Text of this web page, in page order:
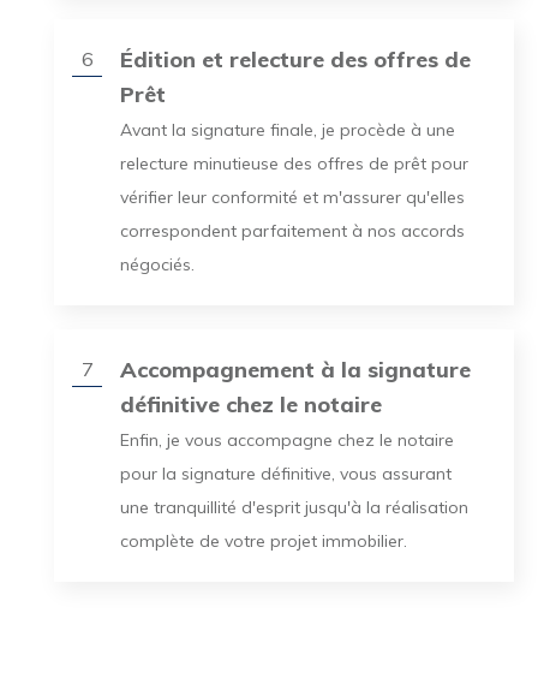
6
Édition et relecture des offres de
Prêt
Avant la signature finale, je procède à une
relecture minutieuse des offres de prêt pour
vérifier leur conformité et m'assurer qu'elles
correspondent parfaitement à nos accords
négociés.
7
Accompagnement à la signature
définitive chez le notaire
Enfin, je vous accompagne chez le notaire
pour la signature définitive, vous assurant
une tranquillité d'esprit jusqu'à la réalisation
complète de votre projet immobilier.